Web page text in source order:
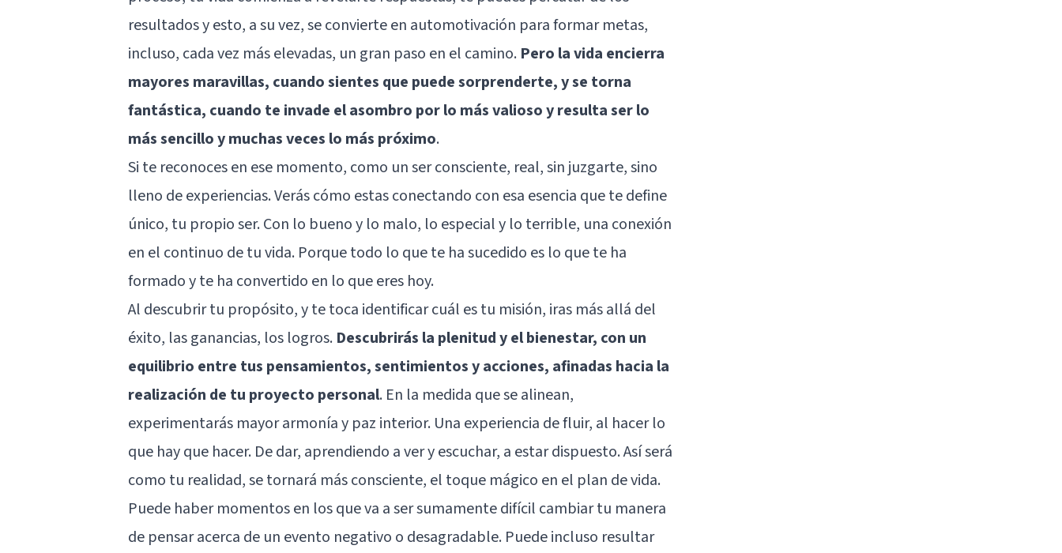
resultados y esto, a su vez, se convierte en automotivación para formar metas,
incluso, cada vez más elevadas, un gran paso en el camino. Pero la vida encierra
mayores maravillas, cuando sientes que puede sorprenderte, y se torna
fantástica, cuando te invade el asombro por lo más valioso y resulta ser lo
más sencillo y muchas veces lo más próximo.
Si te reconoces en ese momento, como un ser consciente, real, sin juzgarte, sino
lleno de experiencias. Verás cómo estas conectando con esa esencia que te define
único, tu propio ser. Con lo bueno y lo malo, lo especial y lo terrible, una conexión
en el continuo de tu vida. Porque todo lo que te ha sucedido es lo que te ha
formado y te ha convertido en lo que eres hoy.
Al descubrir tu propósito, y te toca identificar cuál es tu misión, iras más allá del
éxito, las ganancias, los logros. Descubrirás la plenitud y el bienestar, con un
equilibrio entre tus pensamientos, sentimientos y acciones, afinadas hacia la
realización de tu proyecto personal. En la medida que se alinean,
experimentarás mayor armonía y paz interior. Una experiencia de fluir, al hacer lo
que hay que hacer. De dar, aprendiendo a ver y escuchar, a estar dispuesto. Así será
como tu realidad, se tornará más consciente, el toque mágico en el plan de vida.
Puede haber momentos en los que va a ser sumamente difícil cambiar tu manera
de pensar acerca de un evento negativo o desagradable. Puede incluso resultar